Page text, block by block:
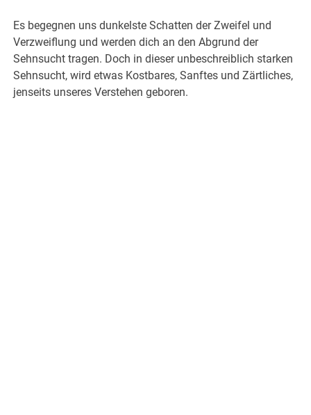
Es begegnen uns dunkelste Schatten der Zweifel und
Verzweiflung und werden dich an den Abgrund der
Sehnsucht tragen. Doch in dieser unbeschreiblich starken
Sehnsucht, wird etwas Kostbares, Sanftes und Zärtliches,
jenseits unseres Verstehen geboren.